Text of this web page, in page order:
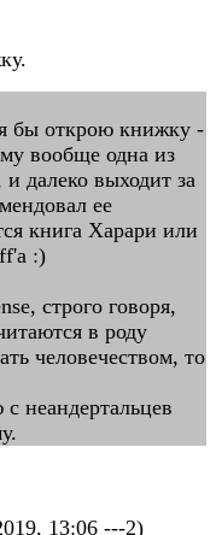
бы открою книжку -
вообще одна из
далеко выходит за
ее
книга Харари или
:)
строго говоря,
в роду
человечеством, то
неандертальцев
13:06 ---2)